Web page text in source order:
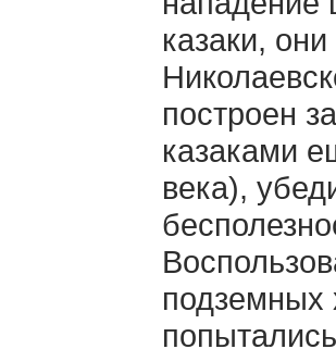
казаки,
построен
казаками
века),
подземных